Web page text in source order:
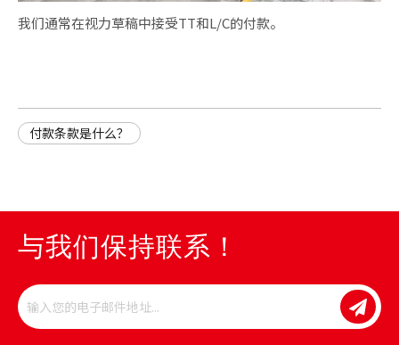
我们通常在视力草稿中接受TT和L/C的付款。
付款条款是什么？
与我们保持联系！